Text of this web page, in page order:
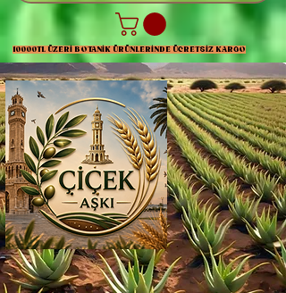
10000TL ÜZERİ BOTANİK ÜRÜNLERİNDE ÜCRETSİZ KARGO